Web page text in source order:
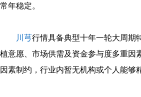
常年稳定。
川芎行情具备典型十年一轮大周期
植意愿、市场供需及资金参与度多重因
因素制约，行业内暂无机构或个人能